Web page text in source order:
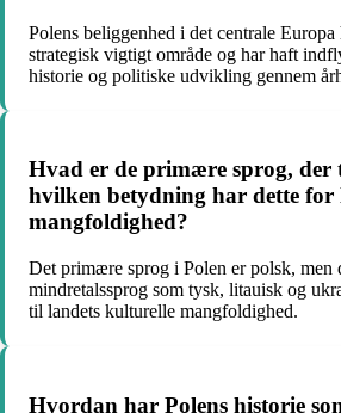
Polens beliggenhed i det centrale
strategisk vigtigt område og har haft
historie og politiske udvikling gennem
Hvad er de primære sprog, der
hvilken betydning har dette for
mangfoldighed?
Det primære sprog i Polen er polsk, men
mindretalssprog som tysk, litauisk og
til landets kulturelle mangfoldighed.
Hvordan har Polens historie